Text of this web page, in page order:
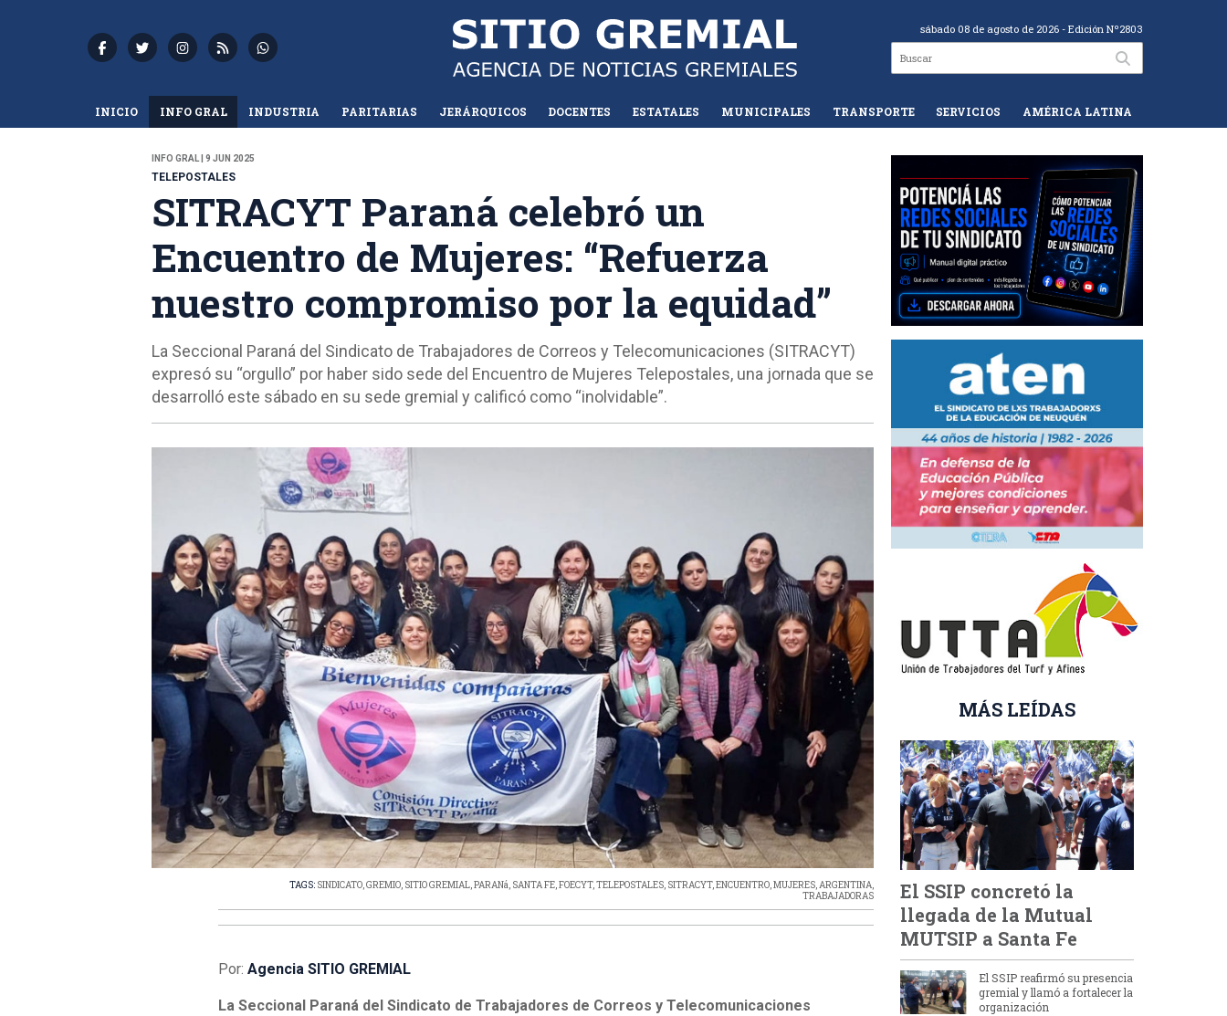
sábado 08 de agosto de 2026 - Edición Nº2803
INICIO INFO GRAL INDUSTRIA PARITARIAS JERÁRQUICOS DOCENTES ESTATALES MUNICIPALES TRANSPORTE SERVICIOS AMÉRICA LATINA
INFO GRAL | 9 JUN 2025
TELEPOSTALES
SITRACYT Paraná celebró un
Encuentro de Mujeres: “Refuerza
nuestro compromiso por la equidad”
La Seccional Paraná del Sindicato de Trabajadores de Correos y Telecomunicaciones (SITRACYT)
expresó su “orgullo” por haber sido sede del Encuentro de Mujeres Telepostales, una jornada que se
desarrolló este sábado en su sede gremial y calificó como “inolvidable”.
TAGS: SINDICATO,GREMIO, SITIO GREMIAL,PARANá, SANTA FE,FOECYT,TELEPOSTALES, SITRACYT,ENCUENTRO,MUJERES,ARGENTINA,
TRABAJADORAS
Por:Agencia SITIO GREMIAL
La Seccional Paraná del Sindicato de Trabajadores de Correos y Telecomunicaciones
MÁS LEÍDAS
El SSIP concretó la
llegada de la Mutual
MUTSIP a Santa Fe
El SSIP reafirmó su presencia
gremial y llamó a fortalecer la
organización